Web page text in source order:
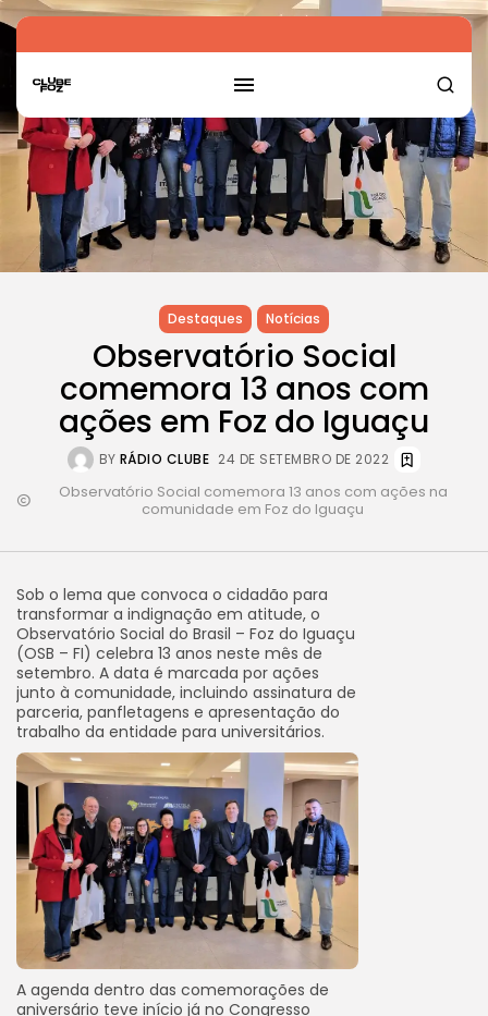
Destaques Notícias
Observatório Social
comemora 13 anos com
ações em Foz do Iguaçu
BY RÁDIO CLUBE 24 DE SETEMBRO DE 2022
Observatório Social comemora 13 anos com ações na
comunidade em Foz do Iguaçu
Sob o lema que convoca o cidadão para
transformar a indignação em atitude, o
Observatório Social do Brasil – Foz do Iguaçu
(OSB – FI) celebra 13 anos neste mês de
setembro. A data é marcada por ações
junto à comunidade, incluindo assinatura de
parceria, panfletagens e apresentação do
trabalho da entidade para universitários.
A agenda dentro das comemorações de
aniversário teve início já no Congresso